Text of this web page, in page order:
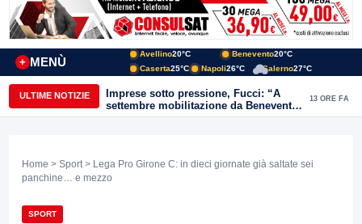
MENÙ
+
Avellino20°C Benevento20°C
Caserta25°C Napoli26°C Salerno27°C
ULTIME NOTIZIE
Imprese sotto pressione, Fucci: “A
settembre mobilitazione da Benevento
e Avellino”
13 ORE FA
Home > Sport > Lega Pro Girone C: in dieci giornate già saltate sei
panchine… e mezzo
SPORT